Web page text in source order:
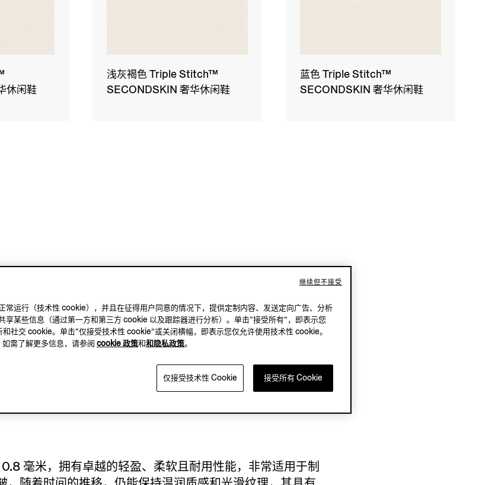
休闲鞋
浅灰褐色 Triple Stitch™
SECONDSKIN 奢华休闲鞋
蓝色 Triple Stitch™
SECONDSKIN 奢华休闲鞋
开创性理念 —— 使用手套皮革制作我们的标志性 Triple
入了 ZEGNA（杰尼亚）一个多世纪以来秉持的世代精湛工
的诞生，直接源自我们世界知名的工匠团队之间的紧密
毫米，拥有卓越的轻盈、柔软且耐用性能，非常适用于制
运行（技术性 cookie），并且在征得用户同意的情况下，提供定制内容、发送定向广告、分析
享某些信息（通过第一方和第三方 cookie 以及跟踪器进行分析）。单击“接受所有”，即表示您
社交 cookie。单击“仅接受技术性 cookie”或关闭横幅，即表示您仅允许使用技术性 cookie。
需了解更多信息，请参阅 cookie 政策和和隐私政策。
仅接受技术性 Cookie 接受所有 Cookie
继续但不接受